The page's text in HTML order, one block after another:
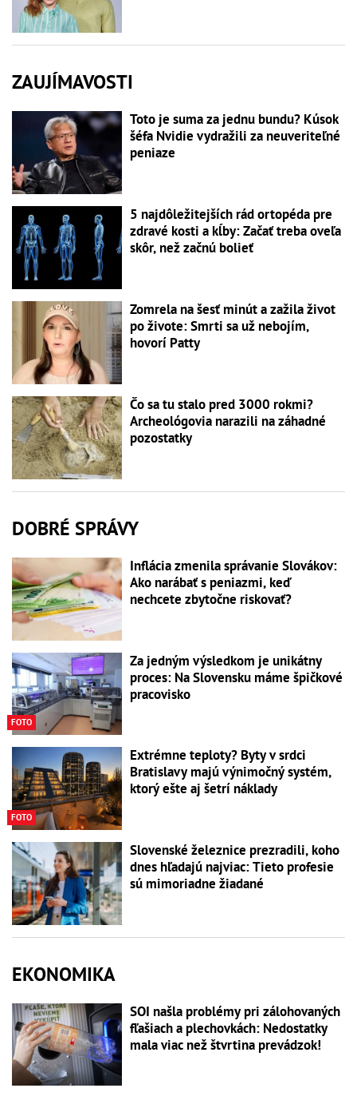
ZAUJÍMAVOSTI
Toto je suma za jednu bundu? Kúsok
šéfa Nvidie vydražili za neuveriteľné
peniaze
5 najdôležitejších rád ortopéda pre
zdravé kosti a kĺby: Začať treba oveľa
skôr, než začnú bolieť
Zomrela na šesť minút a zažila život
po živote: Smrti sa už nebojím,
hovorí Patty
Čo sa tu stalo pred 3000 rokmi?
Archeológovia narazili na záhadné
pozostatky
DOBRÉ SPRÁVY
Inflácia zmenila správanie Slovákov:
Ako narábať s peniazmi, keď
nechcete zbytočne riskovať?
FOTO
Za jedným výsledkom je unikátny
proces: Na Slovensku máme špičkové
pracovisko
FOTO
Extrémne teploty? Byty v srdci
Bratislavy majú výnimočný systém,
ktorý ešte aj šetrí náklady
Slovenské železnice prezradili, koho
dnes hľadajú najviac: Tieto profesie
sú mimoriadne žiadané
EKONOMIKA
SOI našla problémy pri zálohovaných
fľašiach a plechovkách: Nedostatky
mala viac než štvrtina prevádzok!